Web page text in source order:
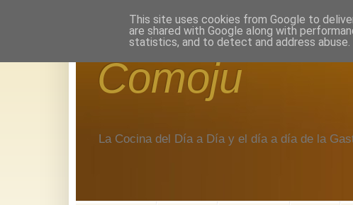
Comoju
La Cocina del Día a Día y el día a día de la
This site uses cookies from Google to
are shared with Google along with
statistics, and to detect and address abuse.